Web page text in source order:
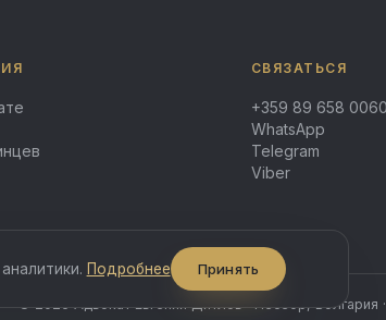
СВЯЗАТЬСЯ
+359 89 658 0060
WhatsApp
Telegram
Viber
© 2025 Адвокат Евгений Дятлов · Несебр, Болгария
Подробнее Принять